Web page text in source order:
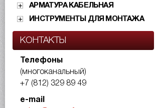
АРМАТУРА КАБЕЛЬНАЯ
ИНСТРУМЕНТЫ ДЛЯ МОНТАЖА
КОНТАКТЫ
Телефоны
(многоканальный)
+7 (812) 329 89 49
e-mail